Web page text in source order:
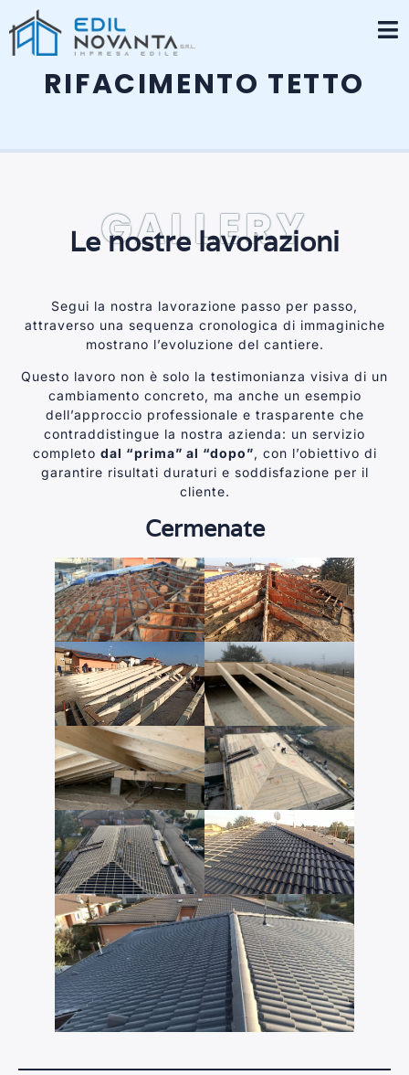
RIFACIMENTO TETTO
GALLERY
Le nostre lavorazioni
Segui la nostra lavorazione passo per passo,
attraverso una sequenza cronologica di immaginiche
mostrano l’evoluzione del cantiere.
Questo lavoro non è solo la testimonianza visiva di un
cambiamento concreto, ma anche un esempio
dell’approccio professionale e trasparente che
contraddistingue la nostra azienda: un servizio
completo dal “prima” al “dopo”, con l’obiettivo di
garantire risultati duraturi e soddisfazione per il
cliente.
Cermenate